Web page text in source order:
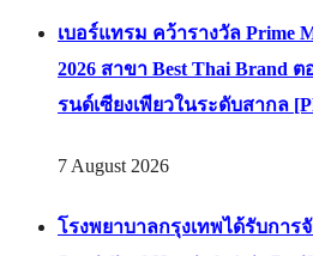
เบอร์แทรม คว้ารางวัล Prime
2026 สาขา Best Thai Brand
รนด์เซียงเพียวในระดับสากล
7 August 2026
โรงพยาบาลกรุงเทพได้รับการ